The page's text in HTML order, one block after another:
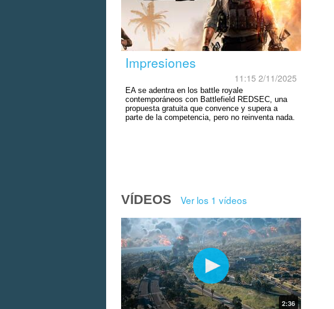
Impresiones
11:15 2/11/2025
EA se adentra en los battle royale
contemporáneos con Battlefield REDSEC, una
propuesta gratuita que convence y supera a
parte de la competencia, pero no reinventa nada.
VÍDEOS Ver los 1 vídeos
2:36